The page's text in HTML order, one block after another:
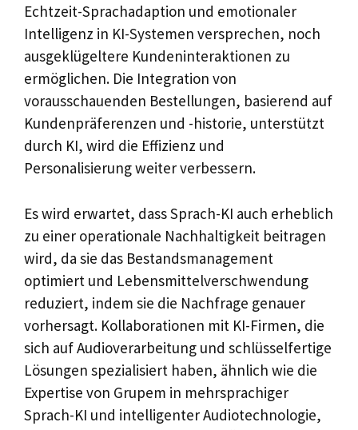
Echtzeit-Sprachadaption und emotionaler
Intelligenz in KI-Systemen versprechen, noch
ausgeklügeltere Kundeninteraktionen zu
ermöglichen. Die Integration von
vorausschauenden Bestellungen, basierend auf
Kundenpräferenzen und -historie, unterstützt
durch KI, wird die Effizienz und
Personalisierung weiter verbessern.
Es wird erwartet, dass Sprach-KI auch erheblich
zu einer operationale Nachhaltigkeit beitragen
wird, da sie das Bestandsmanagement
optimiert und Lebensmittelverschwendung
reduziert, indem sie die Nachfrage genauer
vorhersagt. Kollaborationen mit KI-Firmen, die
sich auf Audioverarbeitung und schlüsselfertige
Lösungen spezialisiert haben, ähnlich wie die
Expertise von Grupem in mehrsprachiger
Sprach-KI und intelligenter Audiotechnologie,